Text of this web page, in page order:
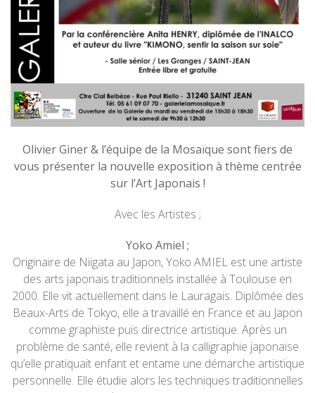
Olivier Giner & l’équipe de la Mosaïque sont fiers de
vous présenter la nouvelle exposition à thème centrée
sur l’Art Japonais !
Avec les Artistes ;
Yoko Amiel ;
Originaire de Niigata au Japon, Yoko AMIEL est une artiste
des arts japonais traditionnels installée à Toulouse en
2000. Elle vit actuellement dans le Lauragais. Diplômée des
Beaux-Arts de Tokyo, elle a travaillé en France et au Japon
comme graphiste puis directrice artistique. Après un
problème de santé, elle revient à la calligraphie japonaise
qu’elle pratiquait enfant et entame une démarche artistique
personnelle. Elle étudie alors les techniques traditionnelles